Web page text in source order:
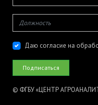
Даю согласие на
© ФГБУ «ЦЕНТР